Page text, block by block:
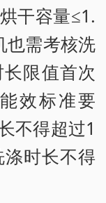
干容量≤1.
也需考核洗
限值首次
效标准要
不得超过1
时长不得